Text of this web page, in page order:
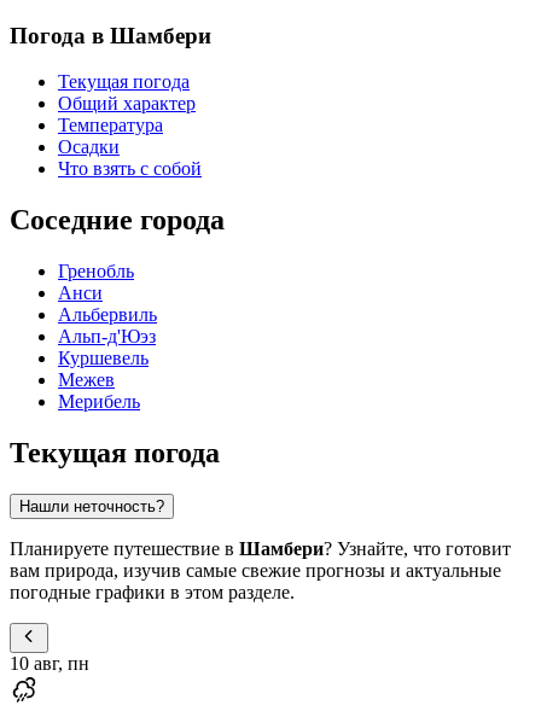
Погода в Шамбери
Текущая погода
Общий характер
Температура
Осадки
Что взять с собой
Соседние города
Гренобль
Анси
Альбервиль
Альп-д'Юэз
Куршевель
Межев
Мерибель
Текущая погода
Нашли неточность?
Планируете путешествие в Шамбери? Узнайте, что готовит
вам природа, изучив самые свежие прогнозы и актуальные
погодные графики в этом разделе.
10 авг, пн